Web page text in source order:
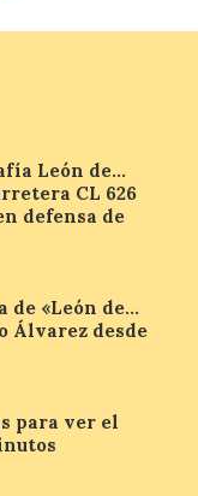
a
León de…
CL 626
defensa de
de «León de…
Álvarez desde
para ver el